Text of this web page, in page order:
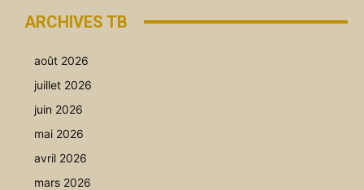
ARCHIVES TB
août 2026
juillet 2026
juin 2026
mai 2026
avril 2026
mars 2026